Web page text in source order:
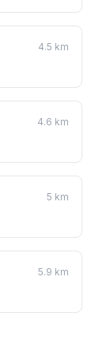
4.5 km
4.6 km
5 km
5.9 km